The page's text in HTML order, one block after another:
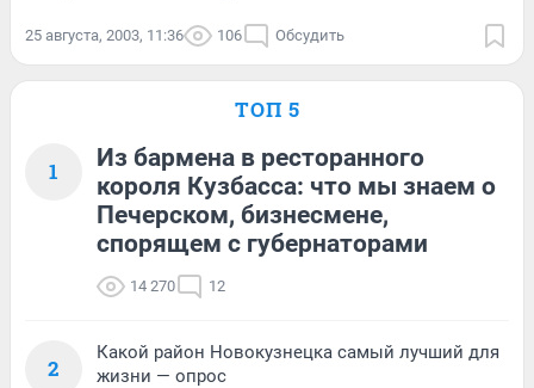
25 августа, 2003, 11:36 106 Обсудить
ТОП 5
1
Из бармена в ресторанного
короля Кузбасса: что мы знаем о
Печерском, бизнесмене,
спорящем с губернаторами
14 270 12
2
Какой район Новокузнецка самый лучший для
жизни — опрос